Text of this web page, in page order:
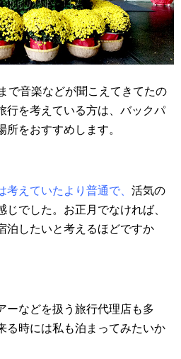
で音楽などが聞こえてきてたの
行を考えている方は、バックパ
をおすすめします。
考えていたより普通で、 活気の
でした。お正月でなければ、
泊したいと考えるほどですか
ーなどを扱う旅行代理店も多
る時には私も泊まってみたいか